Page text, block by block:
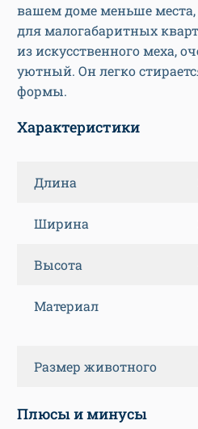
вашем доме меньше места,
для малогабаритных
из искусственного меха,
уютный. Он легко
формы.
Характеристики
Длина
Ширина
Высота
Материал
Размер животного
Плюсы и минусы